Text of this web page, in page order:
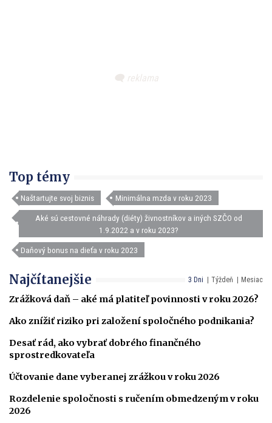
Top témy
Naštartujte svoj biznis Minimálna mzda v roku 2023
Aké sú cestovné náhrady (diéty) živnostníkov a iných SZČO od
1.9.2022 a v roku 2023?
Daňový bonus na dieťa v roku 2023
3 Dni Týždeň Mesiac
Najčítanejšie
Zrážková daň – aké má platiteľ povinnosti v roku 2026?
Ako znížiť riziko pri založení spoločného podnikania?
Desať rád, ako vybrať dobrého finančného
sprostredkovateľa
Účtovanie dane vyberanej zrážkou v roku 2026
Rozdelenie spoločnosti s ručením obmedzeným v roku
2026